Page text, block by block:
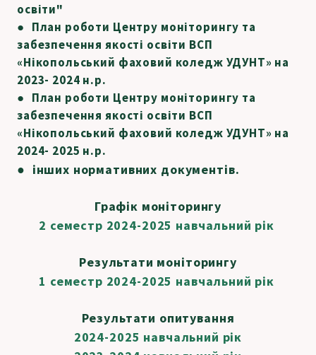
освіти"
● План роботи Центру моніторингу та
забезпечення якості освіти ВСП
«Нікопольський фаховий коледж УДУНТ» на
2023- 2024 н.р.
● План роботи Центру моніторингу та
забезпечення якості освіти ВСП
«Нікопольський фаховий коледж УДУНТ» на
2024- 2025 н.р.
● інших нормативних документів.
Графік моніторингу
2 семестр 2024-2025 навчальний рік
Результати моніторингу
1 семестр 2024-2025 навчальний рік
Результати опитування
2024-2025 навчальний рік